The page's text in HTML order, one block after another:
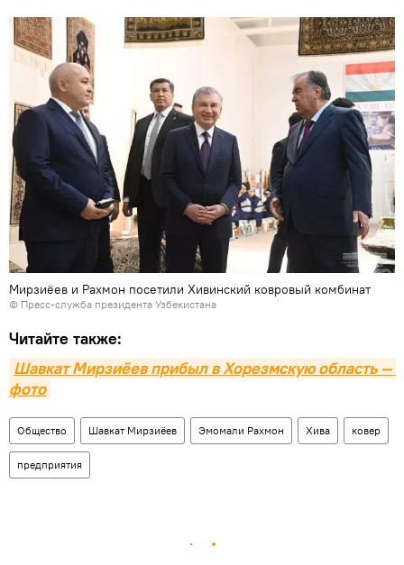
Мирзиёев и Рахмон посетили Хивинский ковровый комбинат
© Пресс-служба президента Узбекистана
Читайте также:
Шавкат Мирзиёев прибыл в Хорезмскую область —
фото
Общество Шавкат Мирзиёев Эмомали Рахмон Хива ковер
предприятия